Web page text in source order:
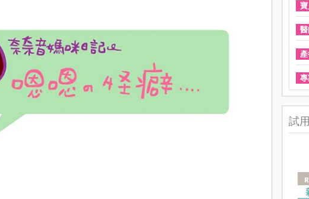
試